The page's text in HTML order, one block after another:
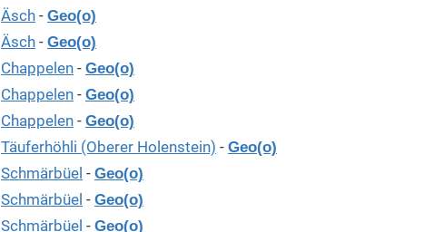
Äsch - Geo(o)
Äsch - Geo(o)
Chappelen - Geo(o)
Chappelen - Geo(o)
Chappelen - Geo(o)
Täuferhöhli (Oberer Holenstein) - Geo(o)
Schmärbüel - Geo(o)
Schmärbüel - Geo(o)
Schmärbüel - Geo(o)